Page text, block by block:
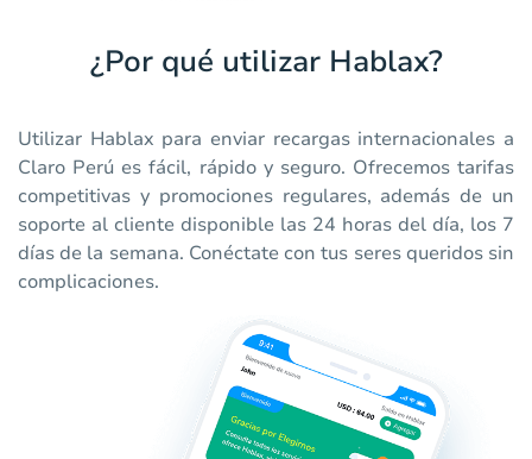
¿Por qué utilizar Hablax?
Utilizar Hablax para enviar recargas internacionales a
Claro Perú es fácil, rápido y seguro. Ofrecemos tarifas
competitivas y promociones regulares, además de un
soporte al cliente disponible las 24 horas del día, los 7
días de la semana. Conéctate con tus seres queridos sin
complicaciones.